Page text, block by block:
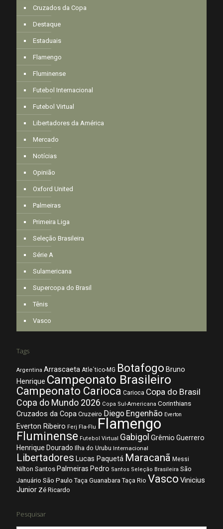
Cruzados da Copa
Destaque
Estaduais
Flamengo
Fluminense
Futebol Internacional
Futebol Virtual
Libertadores da América
Mercado
Notícias
Opinião
Oxford United
Palmeiras
Primeira Liga
Seleção Brasileira
Série A
Sulamericana
Supercopa do Brasil
Tênis
Vasco
Tags
Argentina Arrascaeta Atle´tico-MG Botafogo Bruno
Henrique Campeonato Brasileiro
Campeonato Carioca Carioca Copa do Brasil
Copa do Mundo 2026 Copa Sul-Americana Corinthians
Cruzados da Copa Cruzeiro Diego Engenhão Everton
Everton Ribeiro Ferj Fla-Flu Flamengo
Fluminense Futebol Virtual Gabigol Grêmio Guerrero
Henrique Dourado Ilha do Urubu Internacional
Libertadores Lucas Paquetá Maracanã Messi
Nilton Santos Palmeiras Pedro Santos Seleção Brasileira São
Januário São Paulo Taça Guanabara Taça Rio Vasco Vinicius
Junior Zé Ricardo
Pesquisar